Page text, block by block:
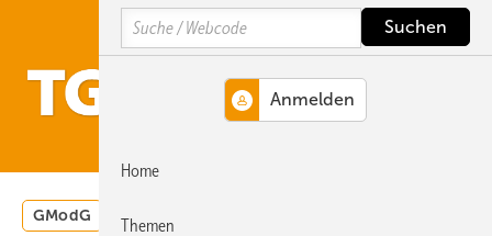
Hauptinhalt
Hauptmenü
SiteSearch
GModG Wärmepumpe
Search
Home
Themen